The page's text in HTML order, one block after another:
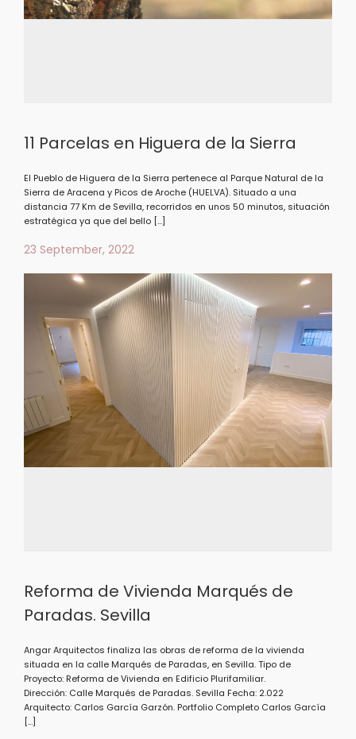
11 Parcelas en Higuera de la Sierra
El Pueblo de Higuera de la Sierra pertenece al Parque Natural de la
Sierra de Aracena y Picos de Aroche (HUELVA). Situado a una
distancia 77 Km de Sevilla, recorridos en unos 50 minutos, situación
estratégica ya que del bello […]
23 September, 2022
Reforma de Vivienda Marqués de
Paradas. Sevilla
Angar Arquitectos finaliza las obras de reforma de la vivienda
situada en la calle Marqués de Paradas, en Sevilla. Tipo de
Proyecto: Reforma de Vivienda en Edificio Plurifamiliar.
Dirección: Calle Marqués de Paradas. Sevilla Fecha: 2.022
Arquitecto: Carlos García Garzón. Portfolio Completo Carlos García
[…]